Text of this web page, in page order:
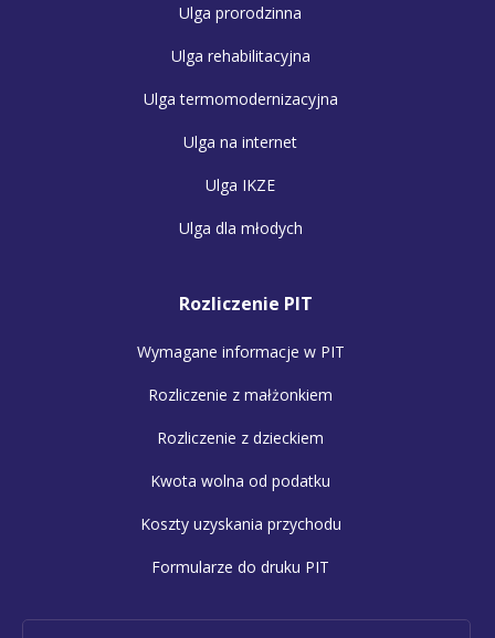
Ulga prorodzinna
Ulga rehabilitacyjna
Ulga termomodernizacyjna
Ulga na internet
Ulga IKZE
Ulga dla młodych
Rozliczenie PIT
Wymagane informacje w PIT
Rozliczenie z małżonkiem
Rozliczenie z dzieckiem
Kwota wolna od podatku
Koszty uzyskania przychodu
Formularze do druku PIT